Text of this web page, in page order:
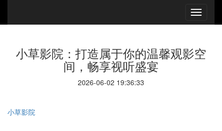
小草影院：打造属于你的温馨观影空
间，畅享视听盛宴
2026-06-02 19:36:33
小草影院